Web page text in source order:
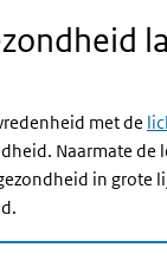
met de
Naarmate
in grote